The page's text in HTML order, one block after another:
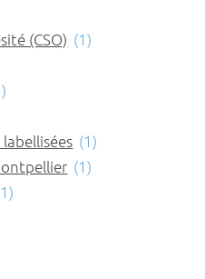
(CSO) (1)
(1)
(1)